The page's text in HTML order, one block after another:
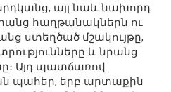
այլ նաև նախորդ
հաղթանակներն ու
ստեղծած մշակույթը,
և նրանց
Այդ պատճառով
պահեր, երբ արտաքին